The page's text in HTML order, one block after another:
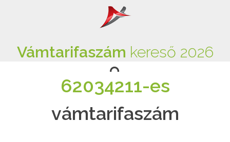
Vámtarifaszám kereső 2026
62034211-es
vámtarifaszám